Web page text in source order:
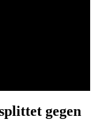
gegen